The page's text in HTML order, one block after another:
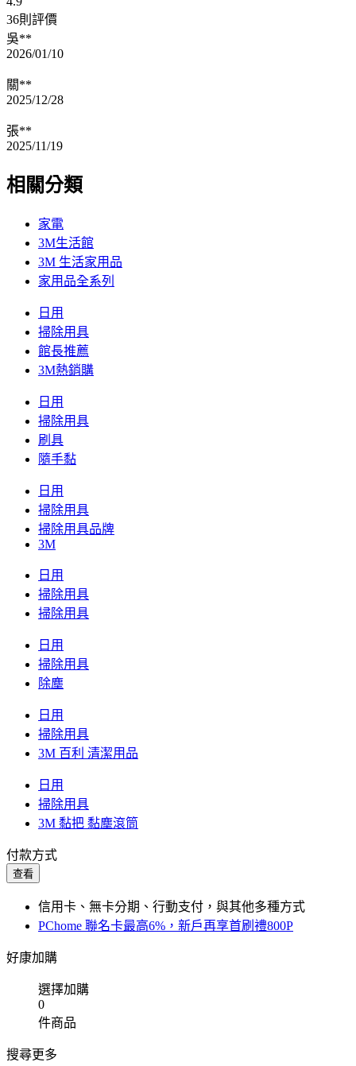
36則評價
吳**
2026/01/10
關**
2025/12/28
張**
2025/11/19
相關分類
家電
3M生活館
3M 生活家用品
家用品全系列
日用
掃除用具
館長推薦
3M熱銷購
日用
掃除用具
刷具
隨手黏
日用
掃除用具
掃除用具品牌
3M
日用
掃除用具
掃除用具
日用
掃除用具
除塵
日用
掃除用具
3M 百利 清潔用品
日用
掃除用具
3M 黏把 黏塵滾筒
付款方式
查看
信用卡、無卡分期、行動支付，與其他多種方式
PChome 聯名卡最高6%，新戶再享首刷禮800P
好康加購
選擇加購
0
件商品
搜尋更多